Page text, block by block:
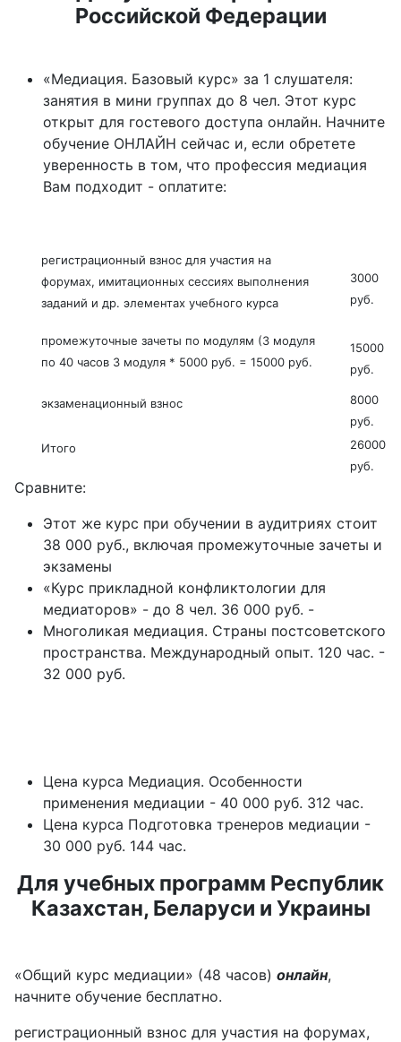
Российской Федерации
«Медиация. Базовый курс» за 1 слушателя:
занятия в мини группах до 8 чел. Этот курс
открыт для гостевого доступа онлайн. Начните
обучение ОНЛАЙН сейчас и, если обретете
уверенность в том, что профессия медиация
Вам подходит - оплатите:
регистрационный взнос для участия на
форумах, имитационных сессиях выполнения
заданий и др. элементах учебного курса
3000
руб.
промежуточные зачеты по модулям (3 модуля
по 40 часов 3 модуля * 5000 руб. = 15000 руб.
15000
руб.
экзаменационный взнос
8000
руб.
Итого
26000
руб.
Сравните:
Этот же курс при обучении в аудитриях стоит
38 000 руб., включая промежуточные зачеты и
экзамены
«Курс прикладной конфликтологии для
медиаторов» - до 8 чел. 36 000 руб. -
Многоликая медиация. Страны постсоветского
пространства. Международный опыт. 120 час. -
32 000 руб.
Цена курса Медиация. Особенности
применения медиации - 40 000 руб. 312 час.
Цена курса Подготовка тренеров медиации -
30 000 руб. 144 час.
Для учебных программ Республик
Казахстан, Беларуси и Украины
«Общий курс медиации» (48 часов) онлайн,
начните обучение бесплатно.
регистрационный взнос для участия на форумах,